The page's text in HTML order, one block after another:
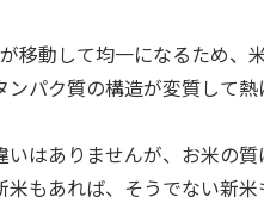
動して均一になるため、
パク質の構造が変質して
はありませんが、お米の
もあれば、そうでない新